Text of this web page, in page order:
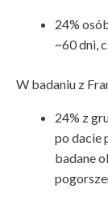
24%
~60 dni,
W badaniu z
24% z
po dacie
badane